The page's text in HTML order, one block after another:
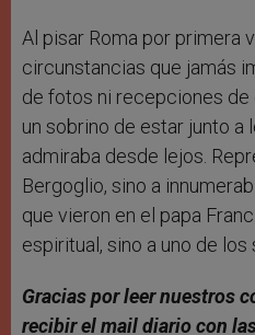
Al pisar Roma por primera
circunstancias que jamás
de fotos ni recepciones
un sobrino de estar junto a
admiraba desde lejos.
Bergoglio, sino a
que vieron en el papa
espiritual, sino a uno de los
Gracias por leer nuestros
recibir el mail diario con